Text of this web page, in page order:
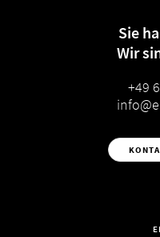
Sie
Wir
+49